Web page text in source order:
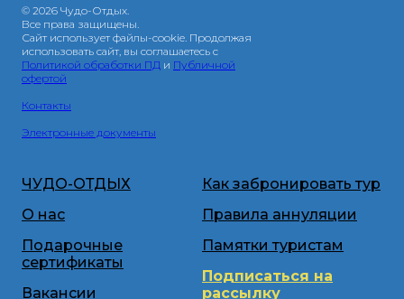
© 2026 Чудо-Отдых.
Все права защищены.
Сайт использует файлы-cookie. Продолжая
использовать сайт, вы соглашаетесь с
Политикой обработки ПД и Публичной
офертой
Контакты
Электронные документы
ЧУДО-ОТДЫХ
О нас
Подарочные
сертификаты
Вакансии
Как забронировать тур
Правила аннуляции
Памятки туристам
Подписаться на
рассылку